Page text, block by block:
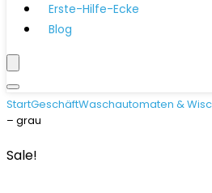
Erste-Hilfe-Ecke
Blog
StartGeschäftWaschautomaten &
– grau
Sale!